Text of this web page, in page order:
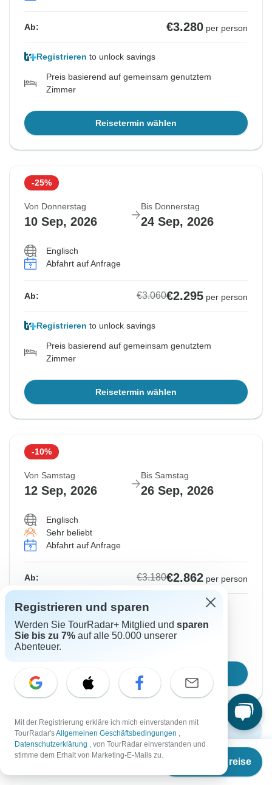
Ab€3.060
Termine & Preise
Ab: €3.280 per person
Registrieren to unlock savings
Preis basierend auf gemeinsam genutztem
Zimmer
Reisetermin wählen
-25%
Von Donnerstag
10 Sep, 2026
Bis Donnerstag
24 Sep, 2026
Englisch
Abfahrt auf Anfrage
Ab: €3.060€2.295 per person
Registrieren to unlock savings
Preis basierend auf gemeinsam genutztem
Zimmer
Reisetermin wählen
-10%
Von Samstag
12 Sep, 2026
Bis Samstag
26 Sep, 2026
Englisch
Sehr beliebt
Abfahrt auf Anfrage
Ab: €3.180€2.862 per person
Registrierento unlock savings
Preis basierend auf gemeinsam genutztem
Zimmer
Reisetermin wählen
Weitere Termine anzeigen
Lieber später in Ruhe lesen?
Registrieren und sparen
Werden Sie TourRadar+ Mitglied und sparen
Sie bis zu 7% auf alle 50.000 unserer
Abenteuer.
Mit der Registrierung erkläre ich mich einverstanden mit
TourRadar'sAllgemeinen Geschäftsbedingungen ,
Datenschutzerklärung , von TourRadar einverstanden und
stimme dem Erhalt von Marketing-E-Mails zu.